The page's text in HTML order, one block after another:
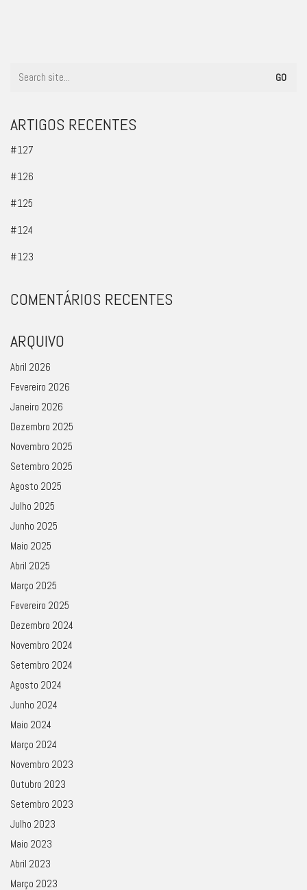
ARTIGOS RECENTES
#127
#126
#125
#124
#123
COMENTÁRIOS RECENTES
ARQUIVO
Abril 2026
Fevereiro 2026
Janeiro 2026
Dezembro 2025
Novembro 2025
Setembro 2025
Agosto 2025
Julho 2025
Junho 2025
Maio 2025
Abril 2025
Março 2025
Fevereiro 2025
Dezembro 2024
Novembro 2024
Setembro 2024
Agosto 2024
Junho 2024
Maio 2024
Março 2024
Novembro 2023
Outubro 2023
Setembro 2023
Julho 2023
Maio 2023
Abril 2023
Março 2023